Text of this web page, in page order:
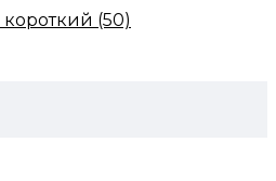
(50)